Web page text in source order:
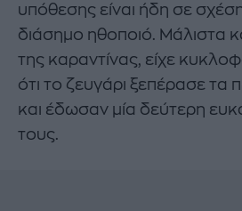
υπόθεσης είναι ήδη σε
διάσημο ηθοποιό. Μάλιστα
της καραντίνας, είχε
ότι το ζευγάρι ξεπέρασε τα
και έδωσαν μία δεύτερη
τους.